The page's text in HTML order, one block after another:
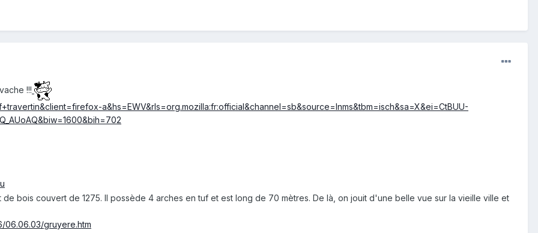
!!!
a&hs=EWV&rls=org.mozilla:fr:official&channel=sb&source=lnms&tbm=isch&sa=X&ei=CtBUU-
de bois couvert de 1275. Il possède 4 arches en tuf et est long de 70 mètres. De là, on jouit d'une belle vue sur la vieille ville et
06.06.03/gruyere.htm